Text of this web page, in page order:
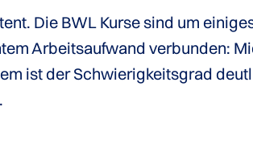
Die BWL Kurse sind um
Arbeitsaufwand verbunden:
ist der Schwierigkeitsgrad